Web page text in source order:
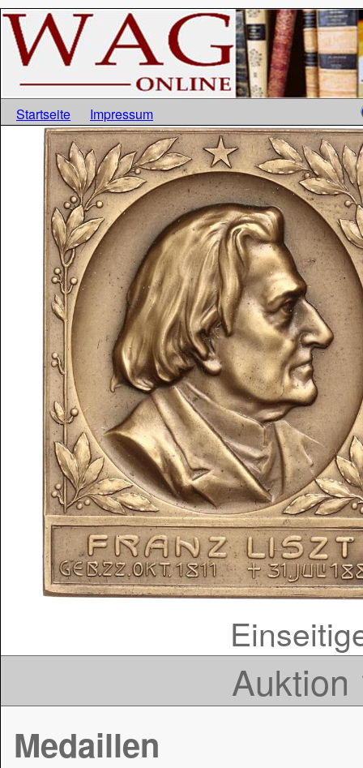
Startseite Impressum
Medaillen